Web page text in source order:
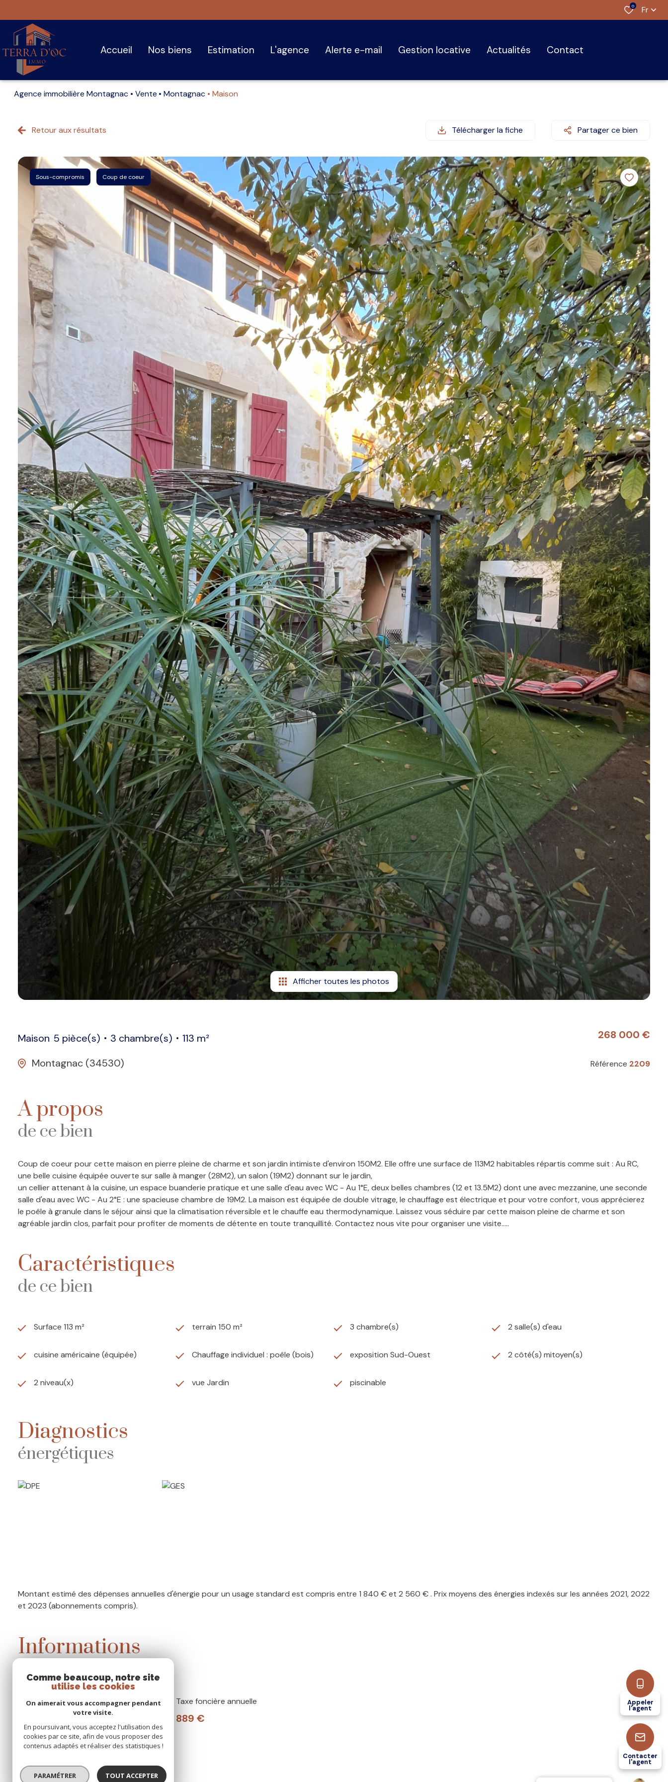
0 Fr
accueil nos biens estimation l'agence alerte e-mail gestion locative actualités contact
Agence immobilière Montagnac Vente Montagnac Maison
Appeler
l'agent
Contacter
l'agent
Retour aux résultats Télécharger la fiche Partager ce bien
Sous-compromis Coup de coeur
Afficher toutes les photos
Maison 5 pièce(s) 3 chambre(s)
113 m²
Montagnac (34530)
268 000 €
Référence 2209
A propos
de ce bien
Coup de coeur pour cette maison en pierre pleine de charme et son jardin intimiste d'environ 150M2. Elle offre une surface de 113M2 habitables répartis comme suit : Au RC,
une belle cuisine équipée ouverte sur salle à manger (28M2), un salon (19M2) donnant sur le jardin,
un cellier attenant à la cuisine, un espace buanderie pratique et une salle d'eau avec WC - Au 1°E, deux belles chambres (12 et 13.5M2) dont une avec mezzanine, une seconde
salle d'eau avec WC - Au 2°E : une spacieuse chambre de 19M2. La maison est équipée de double vitrage, le chauffage est électrique et pour votre confort, vous apprécierez
le poêle à granule dans le séjour ainsi que la climatisation réversible et le chauffe eau thermodynamique. Laissez vous séduire par cette maison pleine de charme et son
agréable jardin clos, parfait pour profiter de moments de détente en toute tranquillité. Contactez nous vite pour organiser une visite.....
Caractéristiques
de ce bien
Surface 113 m² terrain 150 m² 3 chambre(s) 2 salle(s) d'eau
cuisine américaine (équipée) Chauffage individuel : poêle (bois) exposition Sud-Ouest 2 côté(s) mitoyen(s)
2 niveau(x) vue Jardin piscinable
Diagnostics
énergétiques
Montant estimé des dépenses annuelles d'énergie pour un usage standard est compris entre 1 840 € et 2 560 € . Prix moyens des énergies indexés sur les années 2021, 2022
et 2023 (abonnements compris).
Informations
financières
Prix de vente honoraires TTC
268 000 €
Taxe foncière annuelle
889 €
Comme beaucoup, notre site
utilise les cookies
On aimerait vous accompagner pendant
votre visite.
En poursuivant, vous acceptez l'utilisation des
cookies par ce site, afin de vous proposer des
contenus adaptés et réaliser des statistiques !
PARAMÉTRER TOUT ACCEPTER